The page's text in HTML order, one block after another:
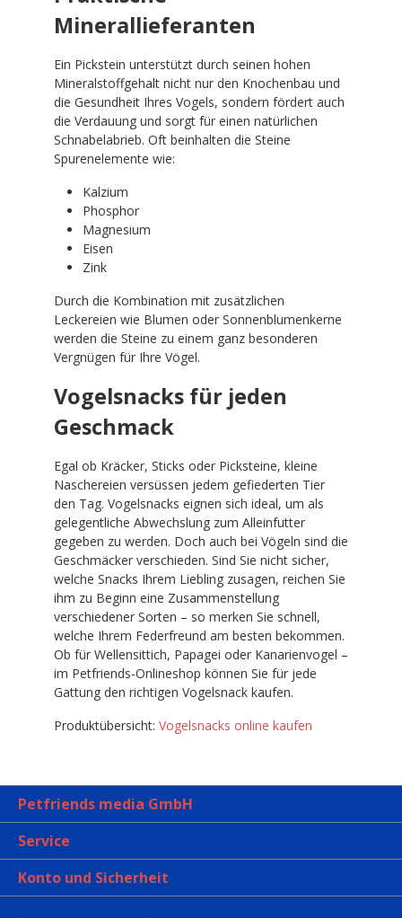
Minerallieferanten
Ein Pickstein unterstützt durch seinen hohen
Mineralstoffgehalt nicht nur den Knochenbau und
die Gesundheit Ihres Vogels, sondern fördert auch
die Verdauung und sorgt für einen natürlichen
Schnabelabrieb. Oft beinhalten die Steine
Spurenelemente wie:
Kalzium
Phosphor
Magnesium
Eisen
Zink
Durch die Kombination mit zusätzlichen
Leckereien wie Blumen oder Sonnenblumenkerne
werden die Steine zu einem ganz besonderen
Vergnügen für Ihre Vögel.
Vogelsnacks für jeden
Geschmack
Egal ob Kräcker, Sticks oder Picksteine, kleine
Naschereien versüssen jedem gefiederten Tier
den Tag. Vogelsnacks eignen sich ideal, um als
gelegentliche Abwechslung zum Alleinfutter
gegeben zu werden. Doch auch bei Vögeln sind die
Geschmäcker verschieden. Sind Sie nicht sicher,
welche Snacks Ihrem Liebling zusagen, reichen Sie
ihm zu Beginn eine Zusammenstellung
verschiedener Sorten – so merken Sie schnell,
welche Ihrem Federfreund am besten bekommen.
Ob für Wellensittich, Papagei oder Kanarienvogel –
im Petfriends-Onlineshop können Sie für jede
Gattung den richtigen Vogelsnack kaufen.
Produktübersicht: Vogelsnacks online kaufen
Petfriends media GmbH
Service
Konto und Sicherheit